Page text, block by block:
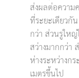
ส่งผลต่อควา
ที่ระยะเดียวกั
กว่า ส่วนรูให
สว่างมากกว่า
ห่างระหว่าง
เมตรขึ้นไป